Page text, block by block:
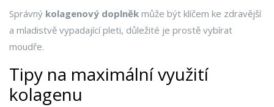
Správný kolagenový doplněk může být klíčem ke zdravější
a mladistvě vypadající pleti, důležité je prostě vybírat
moudře.
Tipy na maximální využití
kolagenu